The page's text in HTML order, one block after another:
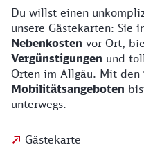
Du willst einen
unsere Gästekarten: Sie
Nebenkosten vor Ort,
Vergünstigungen und
Orten im Allgäu. Mit den
Mobilitätsangeboten
unterwegs.
Gästekarte